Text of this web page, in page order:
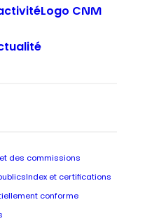
Logo CNM
des commissions
Index et certifications
conforme